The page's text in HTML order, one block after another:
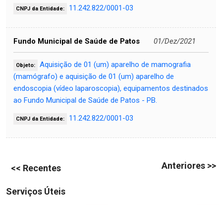
CNPJ da Entidade: 11.242.822/0001-03
Fundo Municipal de Saúde de Patos 01/Dez/2021
Objeto:
Aquisição de 01 (um) aparelho de mamografia
(mamógrafo) e aquisição de 01 (um) aparelho de
endoscopia (vídeo laparoscopia), equipamentos destinados
ao Fundo Municipal de Saúde de Patos - PB.
CNPJ da Entidade: 11.242.822/0001-03
<< Recentes Anteriores >>
Serviços Úteis